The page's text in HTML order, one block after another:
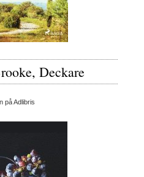
Deckare
på Adlibris